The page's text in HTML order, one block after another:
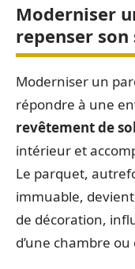
Moderniser
repenser son
Moderniser un
répondre à une
revêtement de sol
intérieur et
Le parquet,
immuable,
de décoration,
d’une chambre